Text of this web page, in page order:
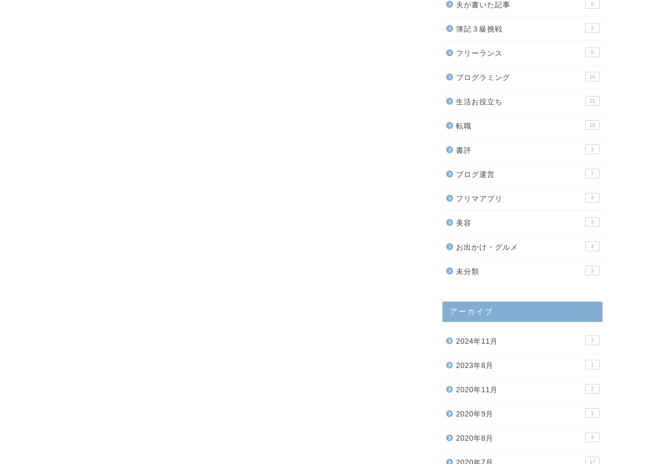
夫が書いた記事 8
簿記３級挑戦 2
フリーランス 5
プログラミング 16
生活お役立ち 21
転職 18
書評 3
ブログ運営 7
フリマアプリ 4
美容 3
お出かけ・グルメ 4
未分類 3
アーカイブ
2024年11月 2
2023年8月 1
2020年11月 2
2020年9月 1
2020年8月 4
2020年7月 17